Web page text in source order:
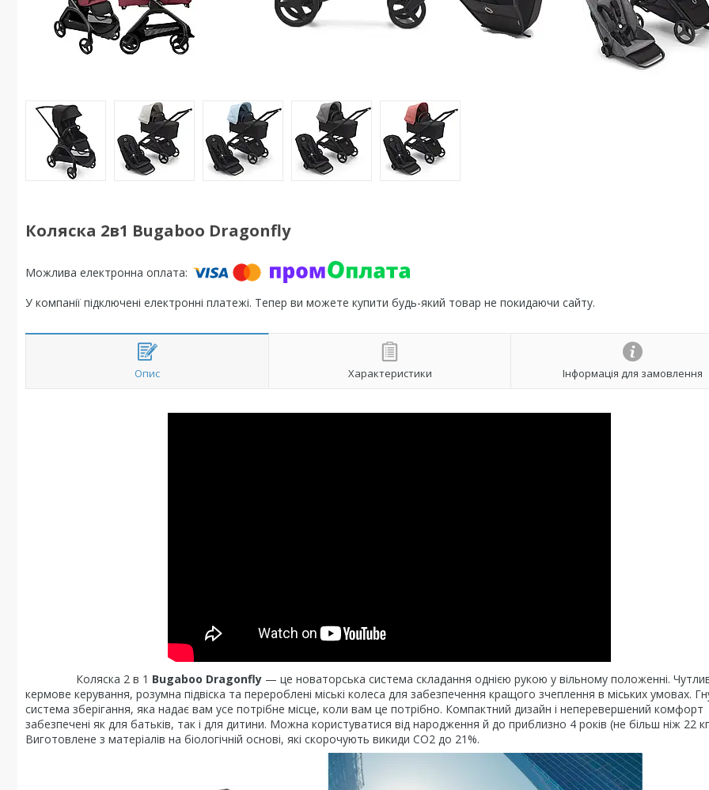
Коляска 2в1 Bugaboo Dragonfly
У компанії підключені електронні платежі. Тепер ви можете купити будь-який товар не покидаючи сайту.
Опис Характеристики Інформація для замовлення
Коляска 2 в 1 Bugaboo Dragonfly — це новаторська система складання однією рукою у вільному положенні.
кермове керування, розумна підвіска та перероблені міські колеса для забезпечення кращого зчеплення в міських умовах.
система зберігання, яка надає вам усе потрібне місце, коли вам це потрібно. Компактний дизайн і неперевершений комфорт
забезпечені як для батьків, так і для дитини. Можна користуватися від народження й до приблизно 4 років (не більш ніж 22
Виготовлене з матеріалів на біологічній основі, які скорочують викиди CO2 до 21%.